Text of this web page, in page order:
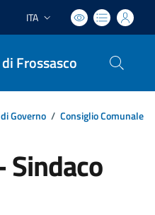
Lingua attiva:
ITA
Frossasco
Governo / Consiglio Comunale
Sindaco